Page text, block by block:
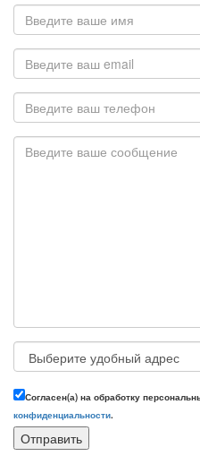
Согласен(а) на обработку
конфиденциальности.